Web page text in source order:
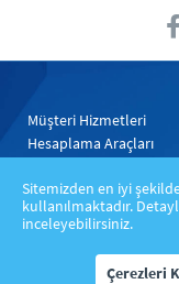
Müşteri Hizmetleri
Hesaplama Araçları
Sitemizden en iyi
kullanılmaktadır.
inceleyebilirsiniz.
Çerezleri